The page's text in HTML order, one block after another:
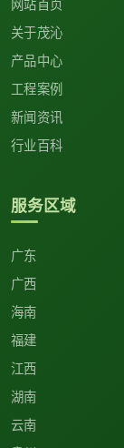
关于茂沁
产品中心
工程案例
新闻资讯
行业百科
服务区域
广东
广西
海南
福建
江西
湖南
云南